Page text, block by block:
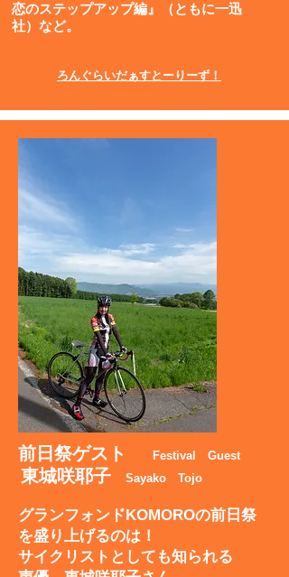
恋のステップアップ編』（ともに一迅
社）など。
ろんぐらいだぁすとーりーず！
前日祭ゲスト Festival Guest
東城咲耶子 Sayako Tojo
グランフォンドKOMOROの前日祭
を盛り上げるのは！
サイクリストとしても知られる